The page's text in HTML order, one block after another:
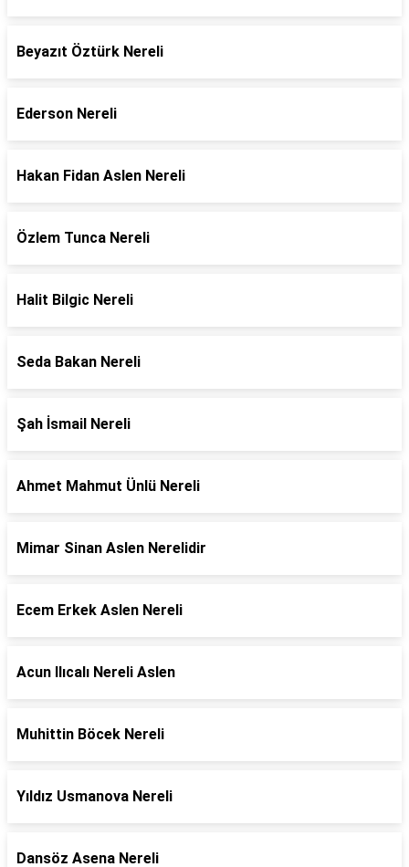
Beyazıt Öztürk Nereli
Ederson Nereli
Hakan Fidan Aslen Nereli
Özlem Tunca Nereli
Halit Bilgic Nereli
Seda Bakan Nereli
Şah İsmail Nereli
Ahmet Mahmut Ünlü Nereli
Mimar Sinan Aslen Nerelidir
Ecem Erkek Aslen Nereli
Acun Ilıcalı Nereli Aslen
Muhittin Böcek Nereli
Yıldız Usmanova Nereli
Dansöz Asena Nereli